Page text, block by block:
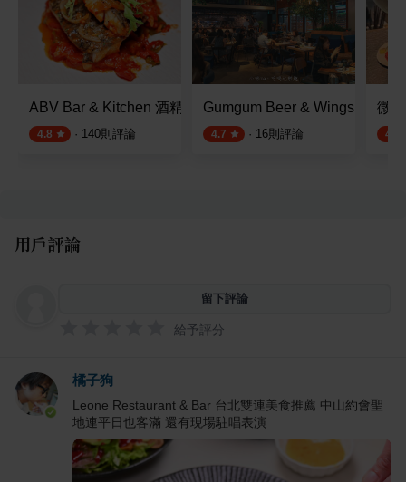
ABV Bar & Kitchen 酒精濃度 地中海餐廳
4.8 · 140則評論
Gumgum Beer & Wings 雞翅啤
4.7 · 16則評論
微醺
4.5
用戶評論
留下評論
給予評分
橘子狗
Leone Restaurant & Bar 台北雙連美食推薦 中山約會聖
地連平日也客滿 還有現場駐唱表演